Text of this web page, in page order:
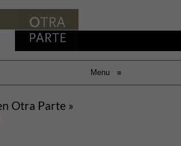
Menu ≡
Otra Parte »